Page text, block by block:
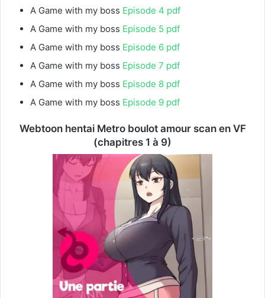
A Game with my boss Episode 4 pdf
A Game with my boss Episode 5 pdf
A Game with my boss Episode 6 pdf
A Game with my boss Episode 7 pdf
A Game with my boss Episode 8 pdf
A Game with my boss Episode 9 pdf
Webtoon hentai Metro boulot amour scan en VF
(chapitres 1 à 9)